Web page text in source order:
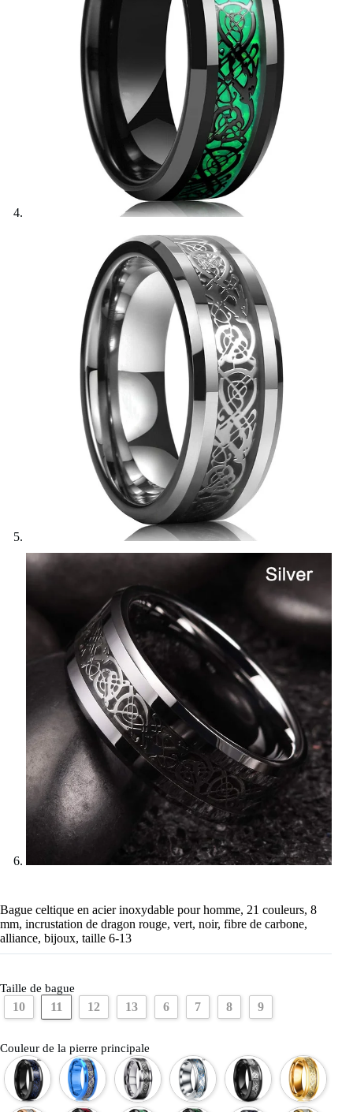
Bague celtique en acier inoxydable pour homme, 21 couleurs, 8
mm, incrustation de dragon rouge, vert, noir, fibre de carbone,
alliance, bijoux, taille 6-13
Taille de bague
10 11 12 13 6 7 8 9
Couleur de la pierre principale